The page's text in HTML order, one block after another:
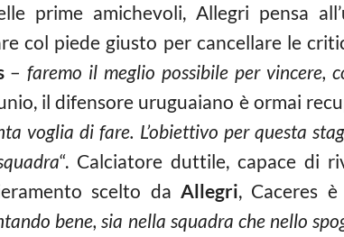
prime amichevoli, Allegri pensa
col piede giusto per cancellare le
–faremo il meglio possibile per vincere,
il difensore uruguaiano è ormai
voglia di fare. L’obiettivo per questa
“. Calciatore duttile, capace di
scelto da Allegri, Caceres
bene, sia nella squadra che nello